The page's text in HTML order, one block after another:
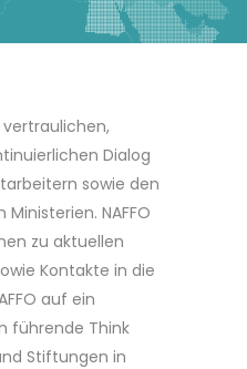
vertraulichen,
Dialog
sowie den
NAFFO
zu aktuellen
Kontakte in die
auf ein
führende Think
Stiftungen in